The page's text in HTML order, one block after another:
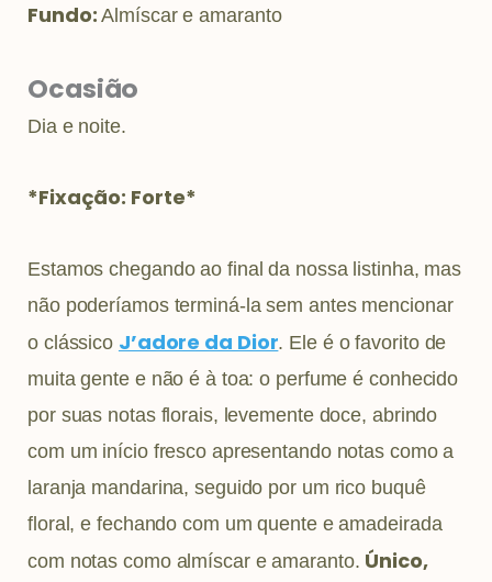
Fundo:Almíscar e amaranto
Ocasião
Dia e noite.
*Fixação: Forte*
Estamos chegando ao final da nossa listinha, mas
não poderíamos terminá-la sem antes mencionar
o clássico J’adore da Dior. Ele é o favorito de
muita gente e não é à toa: o perfume é conhecido
por suas notas florais, levemente doce, abrindo
com um início fresco apresentando notas como a
laranja mandarina, seguido por um rico buquê
floral, e fechando com um quente e amadeirada
com notas como almíscar e amaranto. Único,